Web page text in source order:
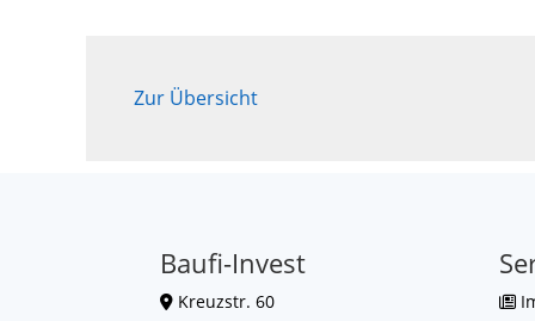
Zur Übersicht
Baufi-Invest
Kreuzstr. 60